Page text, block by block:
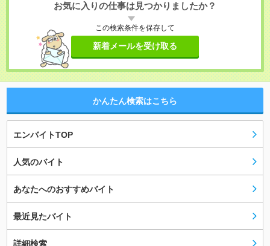
お気に入りの仕事は見つかりましたか？
この検索条件を保存して
新着メールを受け取る
かんたん検索はこちら
エンバイトTOP
人気のバイト
あなたへのおすすめバイト
最近見たバイト
詳細検索